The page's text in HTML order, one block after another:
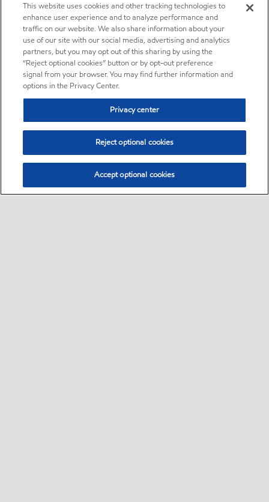
This website uses cookies and other tracking technologies to
enhance user experience and to analyze performance and
traffic on our website. We also share information about your
use of our site with our social media, advertising and analytics
partners, but you may opt out of this sharing by using the
“Reject optional cookies” button or by opt-out preference
signal from your browser. You may find further information and
options in the Privacy Center.
Privacy center
Reject optional cookies
Accept optional cookies